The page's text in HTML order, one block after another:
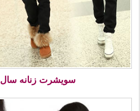
سویشرت زنانه سال 2015